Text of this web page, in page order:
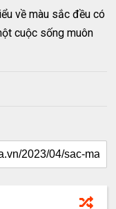
về màu sắc đều có
cuộc sống muôn